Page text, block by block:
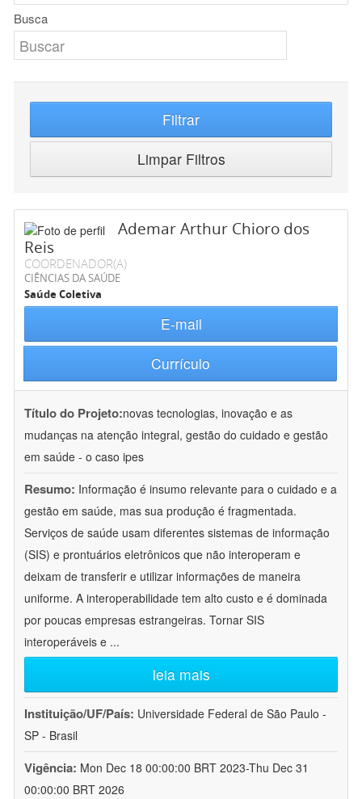
Busca
Filtrar
Limpar Filtros
Ademar Arthur Chioro dos
Reis
COORDENADOR(A)
CIÊNCIAS DA SAÚDE
Saúde Coletiva
E-mail
Currículo
Título do Projeto:novas tecnologias, inovação e as
mudanças na atenção integral, gestão do cuidado e gestão
em saúde - o caso ipes
Resumo: Informação é insumo relevante para o cuidado e a
gestão em saúde, mas sua produção é fragmentada.
Serviços de saúde usam diferentes sistemas de informação
(SIS) e prontuários eletrônicos que não interoperam e
deixam de transferir e utilizar informações de maneira
uniforme. A interoperabilidade tem alto custo e é dominada
por poucas empresas estrangeiras. Tornar SIS
interoperáveis e ...
leia mais
Instituição/UF/País: Universidade Federal de São Paulo -
SP - Brasil
Vigência: Mon Dec 18 00:00:00 BRT 2023-Thu Dec 31
00:00:00 BRT 2026